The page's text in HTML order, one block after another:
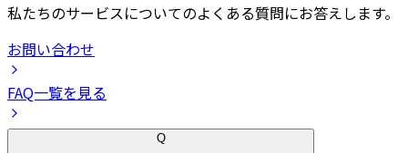
私たちのサービスについてのよくある質問にお答えします。
お問い合わせ
FAQ一覧を見る
Q